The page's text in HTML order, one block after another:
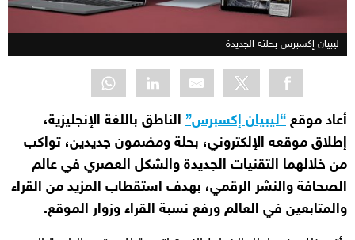
ليبيان إكسبرس بحلته الجديدة
أعاد موقع “ليبيان إكسبرس” الناطق باللغة الإنجليزية،
إطلاق موقعه الإلكتروني، بحلة ومضمون جديدين، تواكب
من خلالهما التقنيات الجديدة والشكل العصري في عالم
الصحافة والنشر الرقمي، بهدف استقطاب المزيد من القراء
والمتابعين في العالم ورفع نسبة القراء وزوار الموقع.